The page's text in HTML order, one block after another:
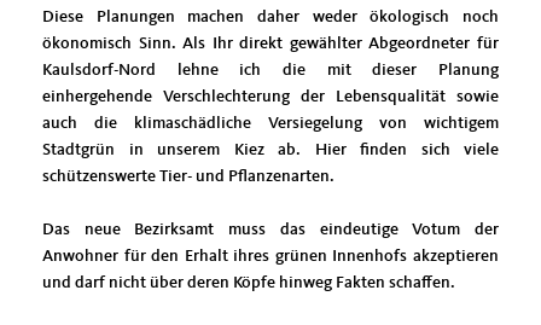
Diese Planungen machen daher weder ökologisch noch
ökonomisch Sinn. Als Ihr direkt gewählter Abgeordneter für
Kaulsdorf-Nord lehne ich die mit dieser Planung
einhergehende Verschlechterung der Lebensqualität sowie
auch die klimaschädliche Versiegelung von wichtigem
Stadtgrün in unserem Kiez ab. Hier finden sich viele
schützenswerte Tier- und Pflanzenarten.
Das neue Bezirksamt muss das eindeutige Votum der
Anwohner für den Erhalt ihres grünen Innenhofs akzeptieren
und darf nicht über deren Köpfe hinweg Fakten schaffen.